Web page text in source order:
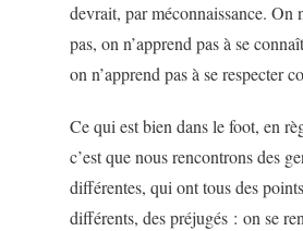
devrait, par méconnaissance. On
pas, on n’apprend pas à se
on n’apprend pas à se respecter
Ce qui est bien dans le foot, en
c’est que nous rencontrons des
différentes, qui ont tous des
différents, des préjugés : on se